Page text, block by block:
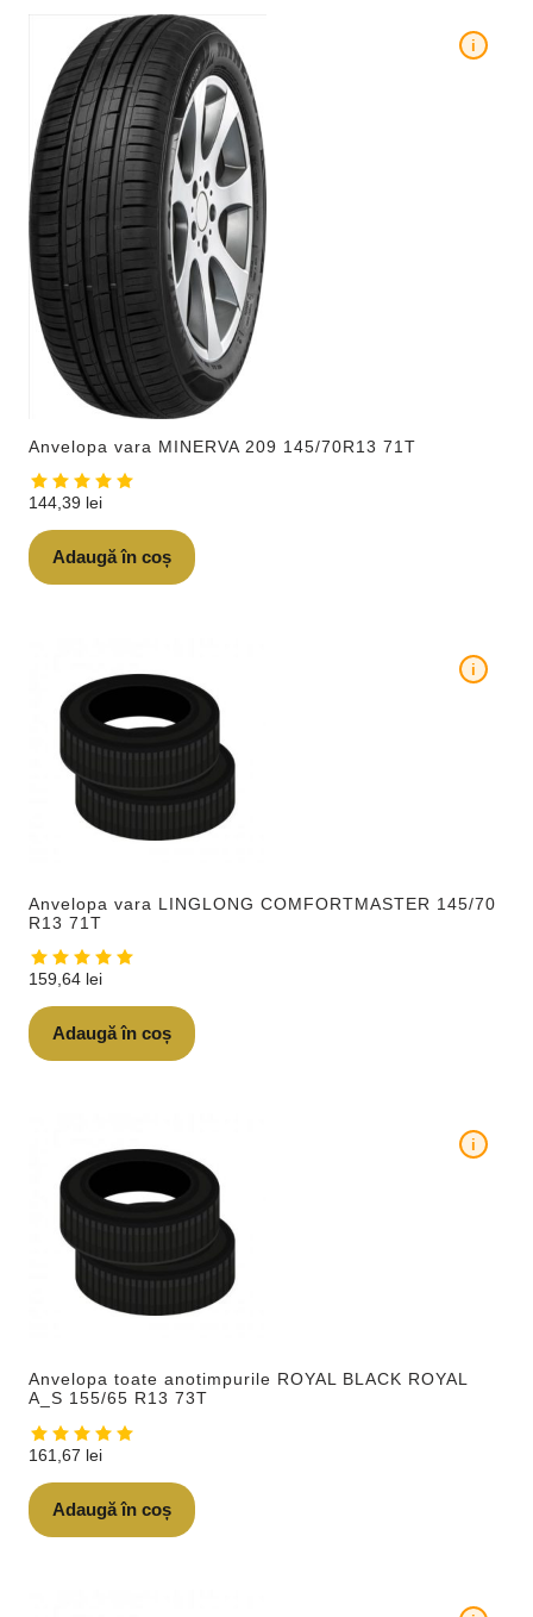
Anvelopa vara MINERVA 209 145/70R13 71T
i
144,39 lei
Adaugă în coș
Anvelopa vara LINGLONG COMFORTMASTER 145/70
R13 71T
i
159,64 lei
Adaugă în coș
Anvelopa toate anotimpurile ROYAL BLACK ROYAL
A_S 155/65 R13 73T
i
161,67 lei
Adaugă în coș